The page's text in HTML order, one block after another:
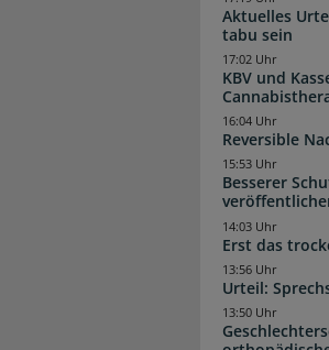
Aktuelles
tabu sein
KBV und
17:02 Uhr
Reversible
16:04 Uhr
Besserer
15:53 Uhr
Erst das
14:03 Uhr
Urteil:
13:56 Uhr
13:50 Uhr